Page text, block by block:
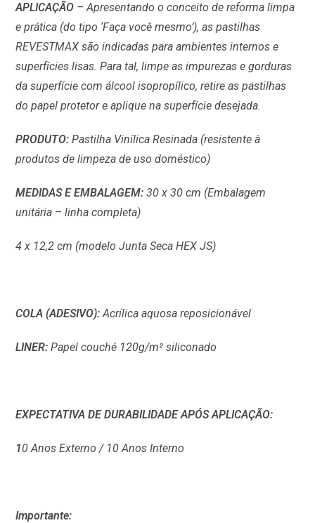
APLICAÇÃO – Apresentando o conceito de reforma limpa
e prática (do tipo ‘Faça você mesmo’), as pastilhas
REVESTMAX são indicadas para ambientes internos e
superfícies lisas. Para tal, limpe as impurezas e gorduras
da superfície com álcool isopropílico, retire as pastilhas
do papel protetor e aplique na superfície desejada.
PRODUTO: Pastilha Vinílica Resinada (resistente à
produtos de limpeza de uso doméstico)
MEDIDAS E EMBALAGEM:30 x 30 cm (Embalagem
unitária – linha completa)
4 x 12,2 cm (modelo Junta Seca HEX JS)
COLA (ADESIVO):Acrílica aquosa reposicionável
LINER:Papel couché 120g/m² siliconado
EXPECTATIVA DE DURABILIDADE APÓS APLICAÇÃO:
10 Anos Externo / 10 Anos Interno
Importante: